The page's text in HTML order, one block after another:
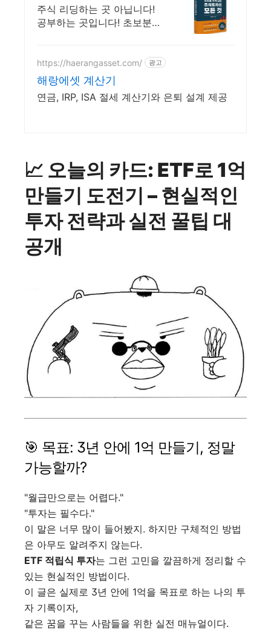
스모 스스로 공부법을 배
웁니다 !
주식 리딩하는 곳 아닙니다!
공부하는 곳입니다! 초보분들
https://haerangasset.com/ 광고
해랑에셋 계산기
연금, IRP, ISA 절세 계산기와 은퇴 설계 제공
📈 오늘의 카드: ETF로 1억
만들기 도전기 – 현실적인
투자 전략과 실전 꿀팁 대
공개
🎯 목표: 3년 안에 1억 만들기, 정말
가능할까?
"월급만으로는 어렵다."
"투자는 필수다."
이 말은 너무 많이 들어봤지. 하지만 구체적인 방법
은 아무도 알려주지 않는다.
ETF 적립식 투자는 그런 고민을 깔끔하게 정리할 수
있는 현실적인 방법이다.
이 글은 실제로 3년 안에 1억을 목표로 하는 나의 투
자 기록이자,
같은 꿈을 꾸는 사람들을 위한 실전 매뉴얼이다.